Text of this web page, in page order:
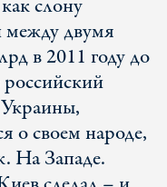
слону
двумя
в 2011 году до
о своем народе,
На Западе.